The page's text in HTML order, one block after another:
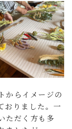
からイメージの
おりました。一
ただく方も多